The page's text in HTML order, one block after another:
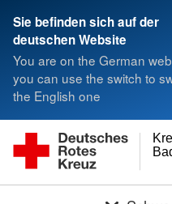
Sie befinden sich auf der
deutschen Website
You are on the German
you can use the switch to
the English one